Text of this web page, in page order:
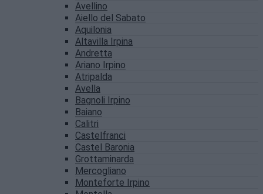
Avellino
Aiello del Sabato
Aquilonia
Altavilla Irpina
Andretta
Ariano Irpino
Atripalda
Avella
Bagnoli Irpino
Baiano
Calitri
Castelfranci
Castel Baronia
Grottaminarda
Mercogliano
Monteforte Irpino